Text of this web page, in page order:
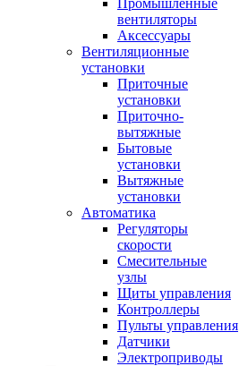
Промышленные
вентиляторы
Аксессуары
Вентиляционные
установки
Приточные
установки
Приточно-
вытяжные
Бытовые
установки
Вытяжные
установки
Автоматика
Регуляторы
скорости
Смесительные
узлы
Щиты управления
Контроллеры
Пульты управления
Датчики
Электроприводы